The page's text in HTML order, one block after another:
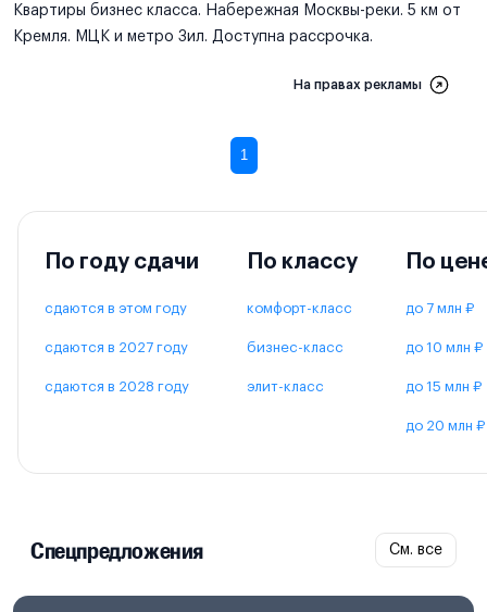
Квартиры бизнес класса. Набережная Москвы-реки. 5 км от
Кремля. МЦК и метро Зил. Доступна рассрочка.
На правах рекламы
1
По году сдачи
сдаются в этом году
сдаются в 2027 году
сдаются в 2028 году
По классу
комфорт-класс
бизнес-класс
элит-класс
По
до 7 млн ₽
до 10 млн ₽
до 15 млн ₽
до 20 млн ₽
Спецпредложения См. все